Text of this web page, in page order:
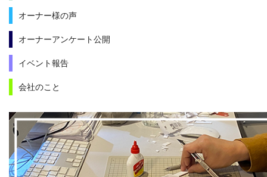
オーナー様の声
オーナーアンケート公開
イベント報告
会社のこと